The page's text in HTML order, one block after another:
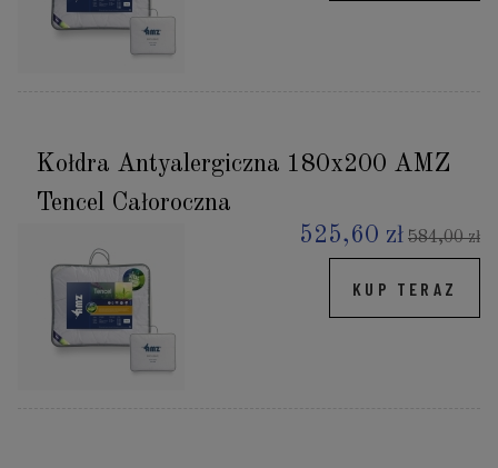
Kołdra Antyalergiczna 180x200 AMZ
Tencel Całoroczna
525,60 zł 584,00 zł
KUP TERAZ